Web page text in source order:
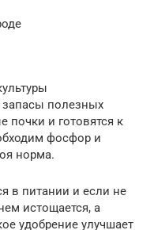
полезных
почки и готовятся к
фосфор и
норма.
в питании и если не
истощается, а
удобрение улучшает